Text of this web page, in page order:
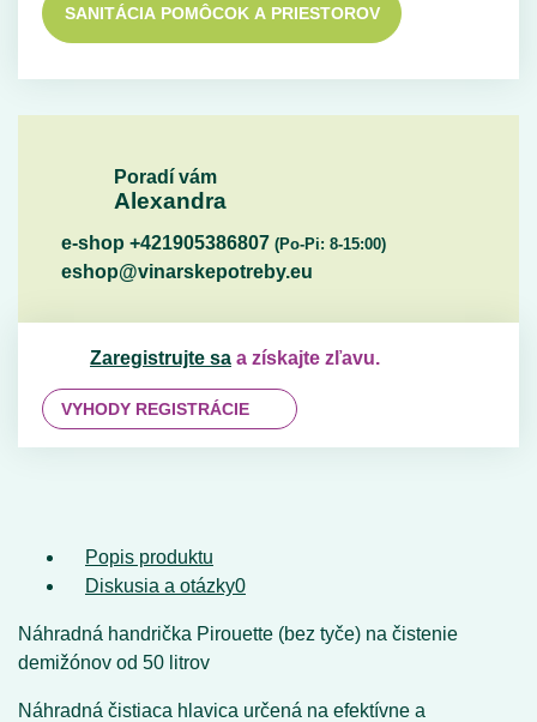
SANITÁCIA POMÔCOK A PRIESTOROV
Poradí vám
Alexandra
e-shop +421905386807 (Po-Pi: 8-15:00)
eshop@vinarskepotreby.eu
Zaregistrujte sa a získajte zľavu.
VYHODY REGISTRÁCIE
Popis produktu
Diskusia a otázky0
Náhradná handrička Pirouette (bez tyče) na čistenie
demižónov od 50 litrov
Náhradná čistiaca hlavica určená na efektívne a